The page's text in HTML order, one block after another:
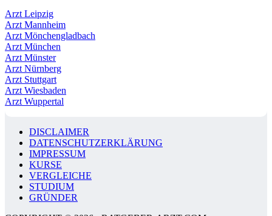
Arzt Leipzig
Arzt Mannheim
Arzt Mönchengladbach
Arzt München
Arzt Münster
Arzt Nürnberg
Arzt Stuttgart
Arzt Wiesbaden
Arzt Wuppertal
DISCLAIMER
DATENSCHUTZERKLÄRUNG
IMPRESSUM
KURSE
VERGLEICHE
STUDIUM
GRÜNDER